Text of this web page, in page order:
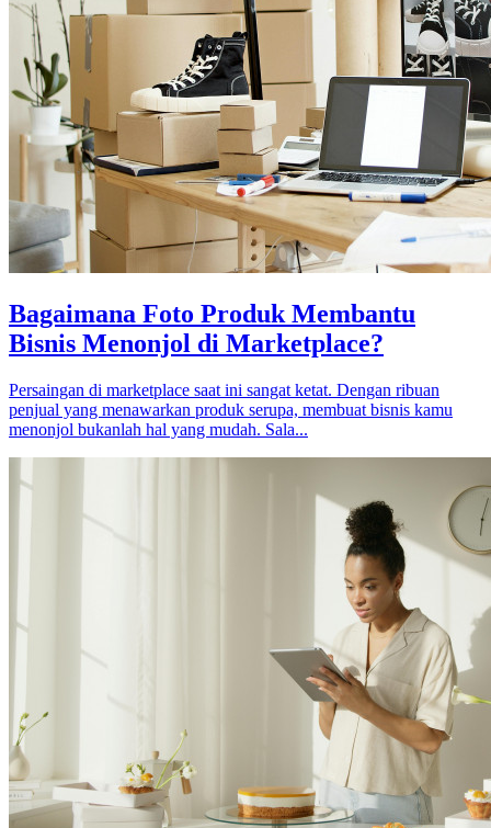
Bagaimana Foto Produk Membantu
Bisnis Menonjol di Marketplace?
Persaingan di marketplace saat ini sangat ketat. Dengan ribuan
penjual yang menawarkan produk serupa, membuat bisnis kamu
menonjol bukanlah hal yang mudah. Sala...